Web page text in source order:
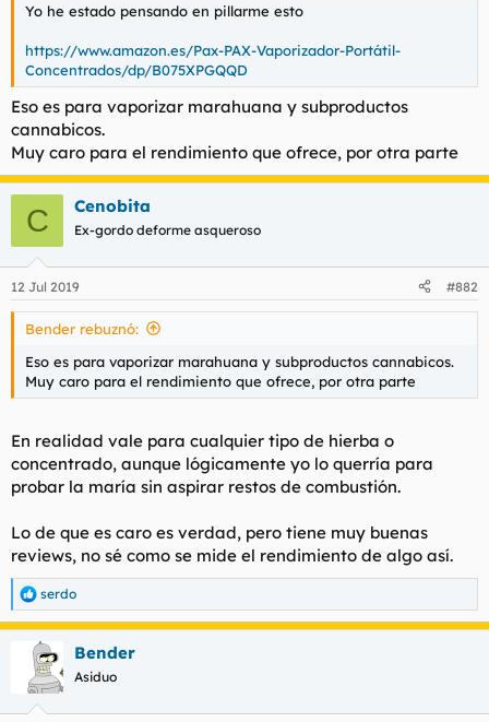
Yo he estado pensando en pillarme esto
https://www.amazon.es/Pax-PAX-Vaporizador-Portátil-
Concentrados/dp/B075XPGQQD
Eso es para vaporizar marahuana y subproductos
cannabicos.
Muy caro para el rendimiento que ofrece, por otra parte
C Cenobita
Ex-gordo deforme asqueroso
12 Jul 2019 #882
Bender rebuznó:
Eso es para vaporizar marahuana y subproductos cannabicos.
Muy caro para el rendimiento que ofrece, por otra parte
En realidad vale para cualquier tipo de hierba o
concentrado, aunque lógicamente yo lo querría para
probar la maría sin aspirar restos de combustión.
Lo de que es caro es verdad, pero tiene muy buenas
reviews, no sé como se mide el rendimiento de algo así.
R
e
a
serdo
Bender
Asiduo